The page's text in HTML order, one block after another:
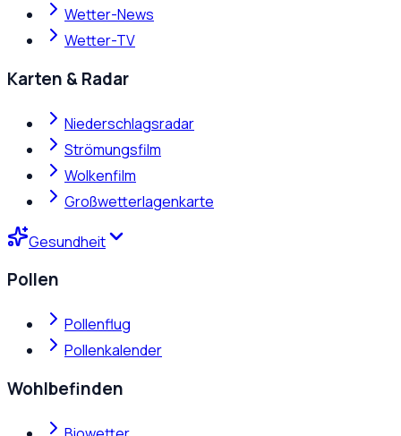
Wetter-News
Wetter-TV
Karten & Radar
Niederschlagsradar
Strömungsfilm
Wolkenfilm
Großwetterlagenkarte
Gesundheit
Pollen
Pollenflug
Pollenkalender
Wohlbefinden